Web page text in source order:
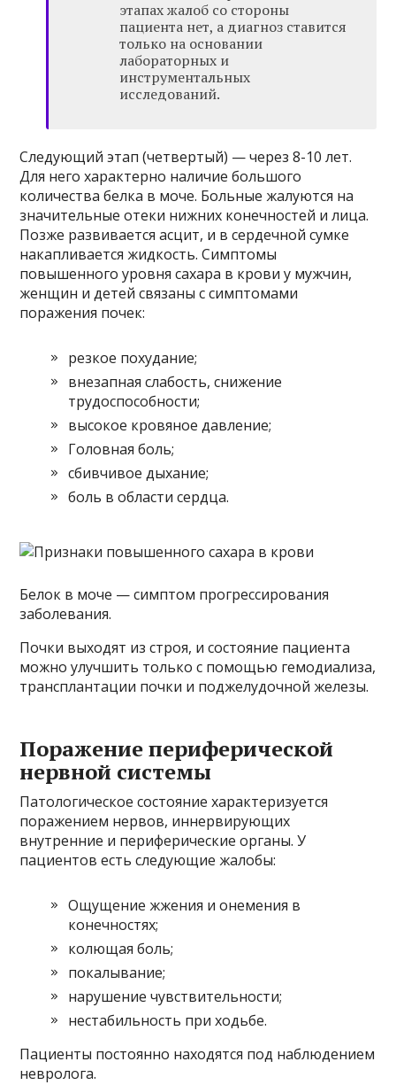
этапах жалоб со стороны
пациента нет, а диагноз ставится
только на основании
лабораторных и
инструментальных
исследований.
Следующий этап (четвертый) — через 8-10 лет.
Для него характерно наличие большого
количества белка в моче. Больные жалуются на
значительные отеки нижних конечностей и лица.
Позже развивается асцит, и в сердечной сумке
накапливается жидкость. Симптомы
повышенного уровня сахара в крови у мужчин,
женщин и детей связаны с симптомами
поражения почек:
резкое похудание;
внезапная слабость, снижение
трудоспособности;
высокое кровяное давление;
Головная боль;
сбивчивое дыхание;
боль в области сердца.
Белок в моче — симптом прогрессирования
заболевания.
Почки выходят из строя, и состояние пациента
можно улучшить только с помощью гемодиализа,
трансплантации почки и поджелудочной железы.
Поражение периферической
нервной системы
Патологическое состояние характеризуется
поражением нервов, иннервирующих
внутренние и периферические органы. У
пациентов есть следующие жалобы:
Ощущение жжения и онемения в
конечностях;
колющая боль;
покалывание;
нарушение чувствительности;
нестабильность при ходьбе.
Пациенты постоянно находятся под наблюдением
невролога.